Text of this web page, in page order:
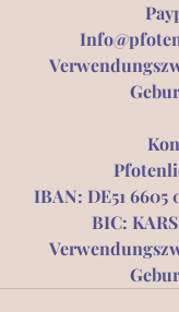
IBAN: DE51 6605
BIC: